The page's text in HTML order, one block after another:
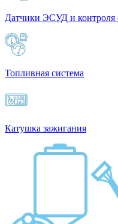
Датчики ЭСУД и контроля
Топливная система
Катушка зажигания